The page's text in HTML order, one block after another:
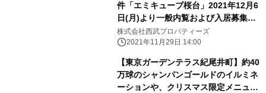
件「エミキューブ桜台」2021年12月6
日(月)より一般内覧および入居募集を
開始!!
株式会社西武プロパティーズ
2021年11月29日 14:00
【東京ガーデンテラス紀尾井町】約40
万球のシャンパンゴールドのイルミネ
ーションや、クリスマス限定メニュー